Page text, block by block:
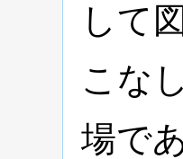
して
こな
場で